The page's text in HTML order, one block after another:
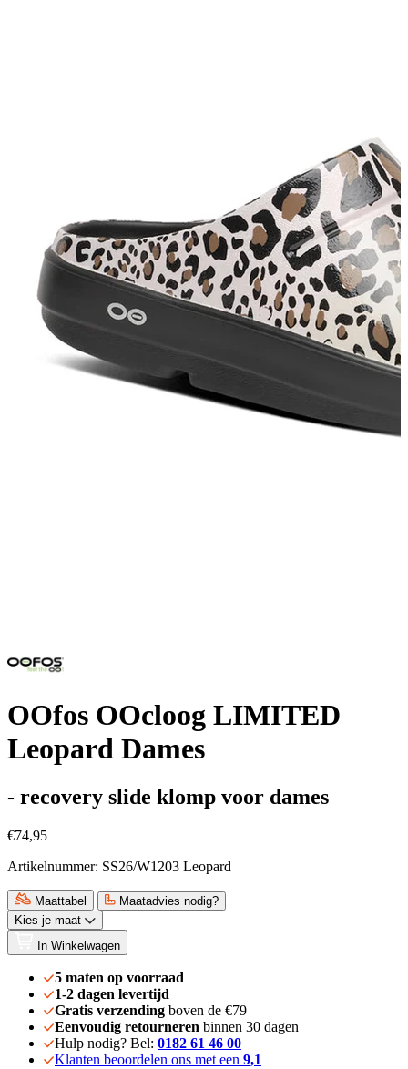
OOfos OOcloog LIMITED
Leopard Dames
- recovery slide klomp voor dames
€74,95
Artikelnummer: SS26/W1203 Leopard
Maattabel
Maatadvies nodig?
Kies je maat
In Winkelwagen
5 maten op voorraad
1-2 dagen levertijd
Gratis verzending boven de €79
Eenvoudig retourneren binnen 30 dagen
Hulp nodig? Bel: 0182 61 46 00
Klanten beoordelen ons met een 9,1